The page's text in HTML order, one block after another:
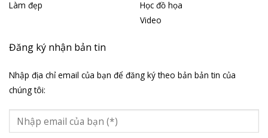
Làm đẹp
Học đồ họa
Video
Đăng ký nhận bản tin
Nhập địa chỉ email của bạn để đăng ký theo bản bản tin của
chúng tôi: